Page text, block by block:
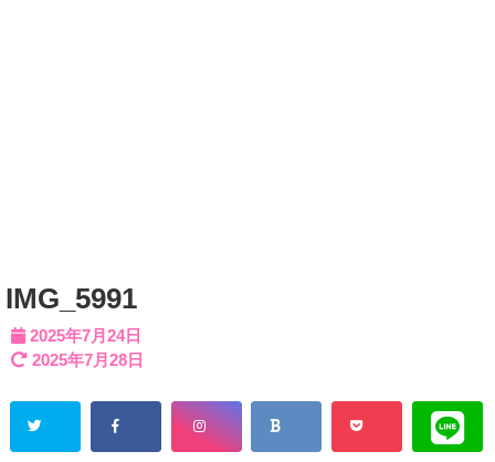
IMG_5991
2025年7月24日
2025年7月28日